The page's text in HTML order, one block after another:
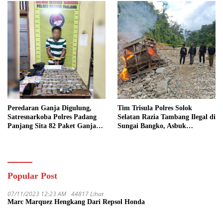
Peredaran Ganja Digulung,
Satresnarkoba Polres Padang
Panjang Sita 82 Paket Ganja
Tim Trisula Polres Solok
Selatan Razia Tambang Ilegal di
Sungai Bangko, Asbuk
Popular Post
07/11/2023 12:23 AM 44817 Lihat
Marc Marquez Hengkang Dari Repsol Honda